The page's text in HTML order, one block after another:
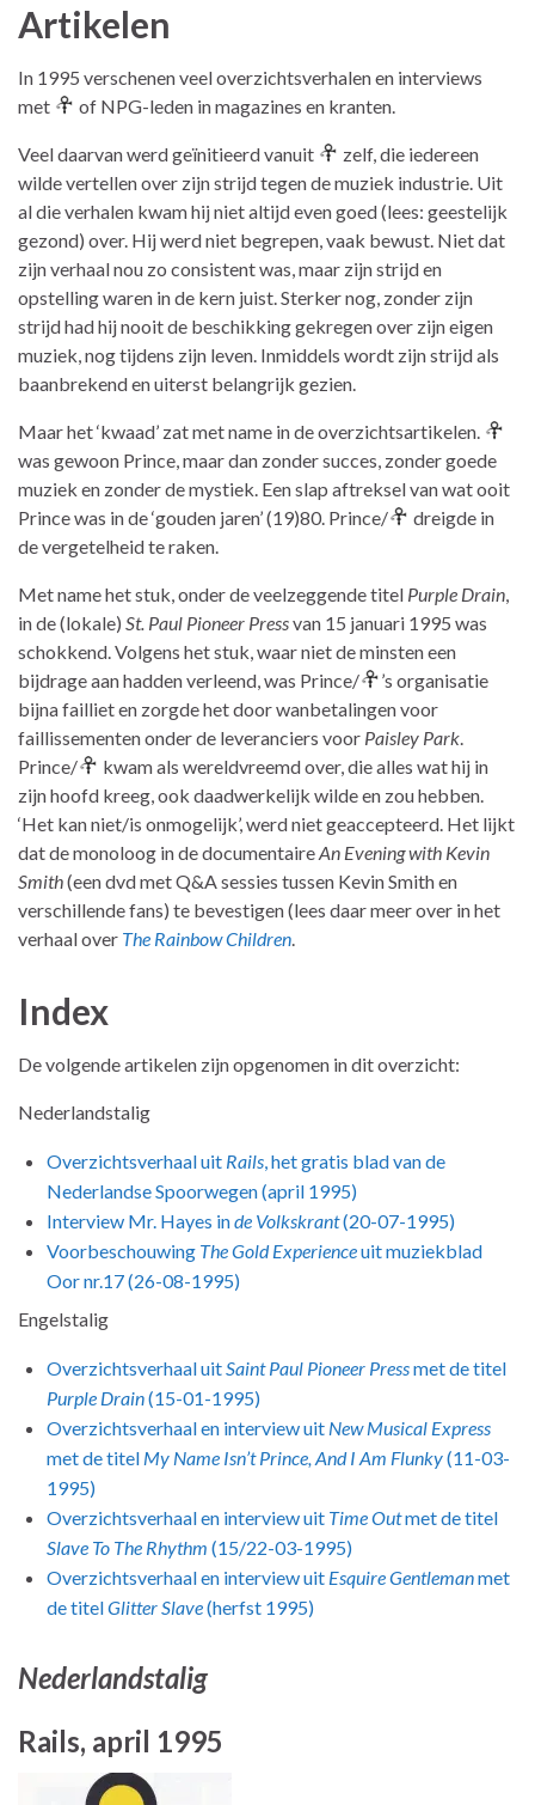
Artikelen
In 1995 verschenen veel overzichtsverhalen en interviews
met
of NPG-leden in magazines en kranten.
Veel daarvan werd geïnitieerd vanuit
zelf, die iedereen
wilde vertellen over zijn strijd tegen de muziek industrie. Uit
al die verhalen kwam hij niet altijd even goed (lees: geestelijk
gezond) over. Hij werd niet begrepen, vaak bewust. Niet dat
zijn verhaal nou zo consistent was, maar zijn strijd en
opstelling waren in de kern juist. Sterker nog, zonder zijn
strijd had hij nooit de beschikking gekregen over zijn eigen
muziek, nog tijdens zijn leven. Inmiddels wordt zijn strijd als
baanbrekend en uiterst belangrijk gezien.
Maar het ‘kwaad’ zat met name in de overzichtsartikelen.
was gewoon Prince, maar dan zonder succes, zonder goede
muziek en zonder de mystiek. Een slap aftreksel van wat ooit
Prince was in de ‘gouden jaren’ (19)80. Prince/
dreigde in
de vergetelheid te raken.
Met name het stuk, onder de veelzeggende titel Purple Drain
in de (lokale) St. Paul Pioneer Pressvan 15 januari 1995 was
schokkend. Volgens het stuk, waar niet de minsten een
bijdrage aan hadden verleend, was Prince/
’s organisatie
bijna failliet en zorgde het door wanbetalingen voor
faillissementen onder de leveranciers voor Paisley Park
Prince/
kwam als wereldvreemd over, die alles wat hij in
zijn hoofd kreeg, ook daadwerkelijk wilde en zou hebben.
‘Het kan niet/is onmogelijk’, werd niet geaccepteerd. Het lijkt
dat de monoloog in de documentaireAn Evening with Kevin
Smith(een dvd met Q&A sessies tussen Kevin Smith en
verschillende fans) te bevestigen (lees daar meer over in het
verhaal over The Rainbow Children
Index
De volgende artikelen zijn opgenomen in dit overzicht:
Nederlandstalig
Overzichtsverhaal uit Rails , het gratis blad van de
Nederlandse Spoorwegen (april 1995)
Interview Mr. Hayes inde Volkskrant(20-07-1995)
Voorbeschouwing The Gold Experienceuit muziekblad
Oor nr.17 (26-08-1995)
Engelstalig
Overzichtsverhaal uit Saint Paul Pioneer Pressmet de titel
Purple Drain(15-01-1995)
Overzichtsverhaal en interview uit New Musical Express
met de titel My Name Isn’t Prince, And I Am Flunky(11-03-
1995)
Overzichtsverhaal en interview uit Time Outmet de titel
Slave To The Rhythm (15/22-03-1995)
Overzichtsverhaal en interview uit Esquire Gentlemanmet
de titelGlitter Slave(herfst 1995)
Nederlandstalig
Rails, april 1995